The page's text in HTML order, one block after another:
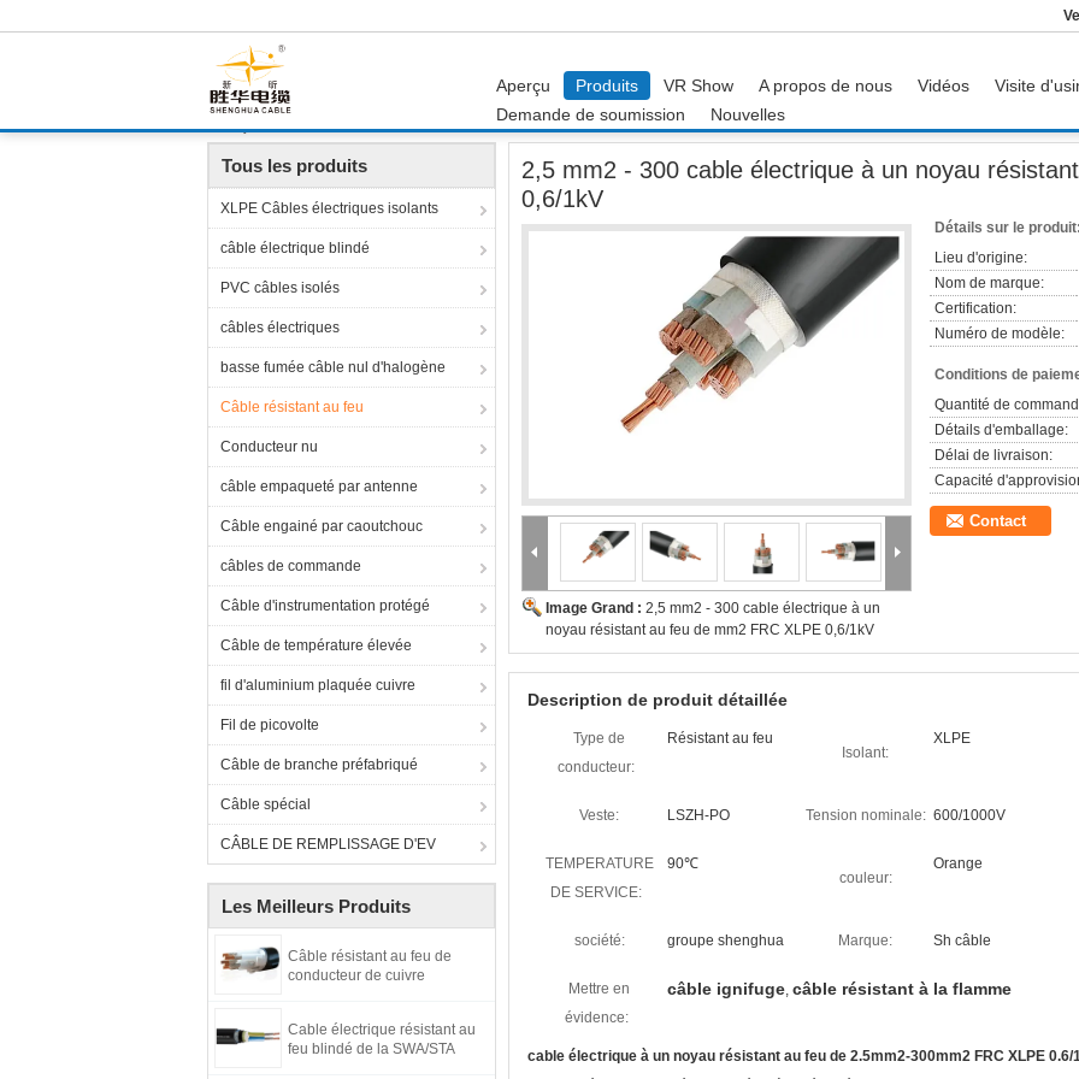
Aperçu Produits VR Show A propos de nous Vidéos
Visite
Demande de soumission
Nouvelles
Aperçu Produits Câble résistant au feu 2,5 mm2 - 300 cable électrique à un noyau résistant au feu de mm2 FRC XLPE 0,6/
Tous les produits
XLPE Câbles électriques isolants
câble électrique blindé
PVC câbles isolés
câbles électriques
basse fumée câble nul d'halogène
Câble résistant au feu
Conducteur nu
câble empaqueté par antenne
Câble engainé par caoutchouc
câbles de commande
Câble d'instrumentation protégé
Câble de température élevée
fil d'aluminium plaquée cuivre
Fil de picovolte
Câble de branche préfabriqué
Câble spécial
CÂBLE DE REMPLISSAGE D'EV
Les Meilleurs Produits
Câble résistant au feu de
conducteur de cuivre
Cable électrique résistant au
feu blindé de la SWA/STA
2,5 mm2 - 300 cable électrique à un noyau
0,6/1kV
Image Grand : 2,5 mm2 - 300 cable électrique à un
noyau résistant au feu de mm2 FRC XLPE 0,6/1kV
Détails sur le
Lieu d'origine:
Nom de marque:
Certification:
Numéro de modèle:
Conditions de
Quantité de
Détails d'emballage:
Délai de livraison:
Capacité
Contact
Description de produit détaillée
Type de
conducteur:
Résistant au feu
Isolant:
XLPE
Veste: LSZH-PO Tension nominale: 600/1000V
TEMPERATURE
DE SERVICE:
90℃
couleur:
Orange
société: groupe shenghua Marque: Sh câble
Mettre en
évidence:
câble ignifuge, câble résistant à la flamme
cable électrique à un noyau résistant au feu de 2.5mm2-300mm2 FRC XLPE 0.6/